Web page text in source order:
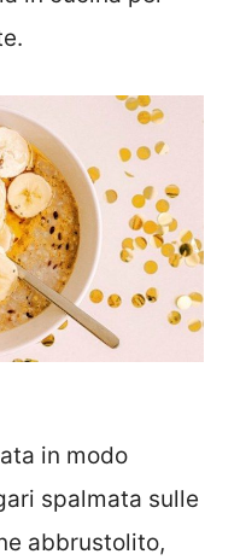
in modo
spalmata sulle
abbrustolito,